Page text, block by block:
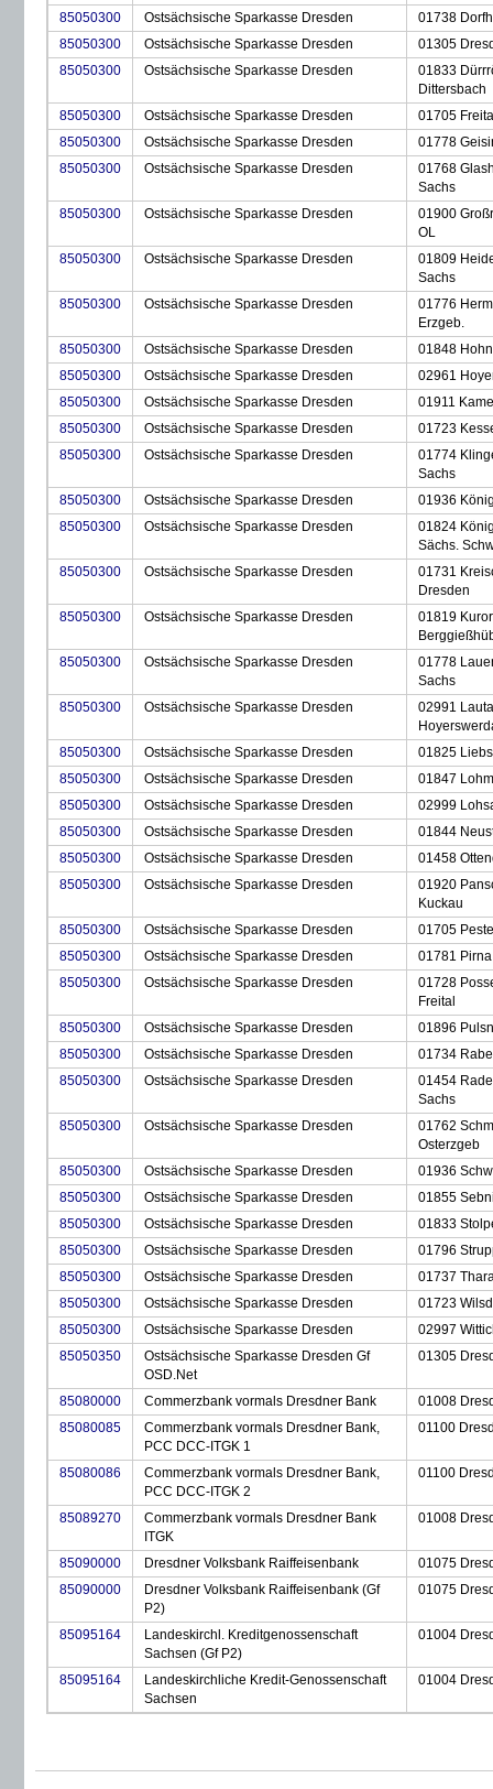
85050300
Ostsächsische Sparkasse Dresden
01738
85050300
Ostsächsische Sparkasse Dresden
01305
85050300
Ostsächsische Sparkasse Dresden
01833
Dittersbach
85050300
Ostsächsische Sparkasse Dresden
01705
85050300
Ostsächsische Sparkasse Dresden
01778
85050300
Ostsächsische Sparkasse Dresden
01768
Sachs
85050300
Ostsächsische Sparkasse Dresden
01900
OL
85050300
Ostsächsische Sparkasse Dresden
01809
Sachs
85050300
Ostsächsische Sparkasse Dresden
01776
Erzgeb.
85050300
Ostsächsische Sparkasse Dresden
01848
85050300
Ostsächsische Sparkasse Dresden
02961
85050300
Ostsächsische Sparkasse Dresden
01911
85050300
Ostsächsische Sparkasse Dresden
01723
85050300
Ostsächsische Sparkasse Dresden
01774
Sachs
85050300
Ostsächsische Sparkasse Dresden
01936
85050300
Ostsächsische Sparkasse Dresden
01824
Sächs.
85050300
Ostsächsische Sparkasse Dresden
01731
Dresden
85050300
Ostsächsische Sparkasse Dresden
01819
85050300
Ostsächsische Sparkasse Dresden
01778
Sachs
85050300
Ostsächsische Sparkasse Dresden
02991
85050300
Ostsächsische Sparkasse Dresden
01825
85050300
Ostsächsische Sparkasse Dresden
01847
85050300
Ostsächsische Sparkasse Dresden
02999
85050300
Ostsächsische Sparkasse Dresden
01844
85050300
Ostsächsische Sparkasse Dresden
01458
85050300
Ostsächsische Sparkasse Dresden
01920
Kuckau
85050300
Ostsächsische Sparkasse Dresden
01705
85050300
Ostsächsische Sparkasse Dresden
01781 Pirna
85050300
Ostsächsische Sparkasse Dresden
01728
Freital
85050300
Ostsächsische Sparkasse Dresden
01896
85050300
Ostsächsische Sparkasse Dresden
01734
85050300
Ostsächsische Sparkasse Dresden
01454
Sachs
85050300
Ostsächsische Sparkasse Dresden
01762
Osterzgeb
85050300
Ostsächsische Sparkasse Dresden
01936
85050300
Ostsächsische Sparkasse Dresden
01855
85050300
Ostsächsische Sparkasse Dresden
01833
85050300
Ostsächsische Sparkasse Dresden
01796
85050300
Ostsächsische Sparkasse Dresden
01737
85050300
Ostsächsische Sparkasse Dresden
01723
85050300
Ostsächsische Sparkasse Dresden
02997
85050350
Ostsächsische Sparkasse Dresden Gf
OSD.Net
01305
85080000 Commerzbank vormals Dresdner Bank
01008
85080085
Commerzbank vormals Dresdner Bank,
PCC DCC-ITGK 1
01100
85080086
Commerzbank vormals Dresdner Bank,
PCC DCC-ITGK 2
01100
85089270
Commerzbank vormals Dresdner Bank
ITGK
01008
85090000 Dresdner Volksbank Raiffeisenbank
01075
85090000
Dresdner Volksbank Raiffeisenbank (Gf
P2)
01075
85095164
Landeskirchl. Kreditgenossenschaft
Sachsen (Gf P2)
01004
85095164
Landeskirchliche Kredit-Genossenschaft
Sachsen
01004